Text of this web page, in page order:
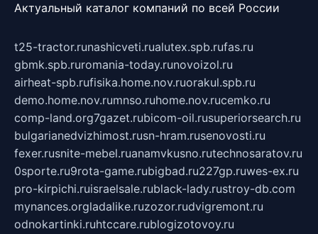
Актуальный каталог компаний по всей России
t25-tractor.runashicveti.rualutex.spb.rufas.ru
gbmk.spb.ruromania-today.runovoizol.ru
airheat-spb.rufisika.home.nov.ruorakul.spb.ru
demo.home.nov.rumnso.ruhome.nov.rucemko.ru
comp-land.org7gazet.rubicom-oil.rusuperiorsearch.ru
bulgarianedvizhimost.rusn-hram.rusenovosti.ru
fexer.rusnite-mebel.ruanamvkusno.rutechnosaratov.ru
0sporte.ru9rota-game.rubigbad.ru227gp.ruwes-ex.ru
pro-kirpichi.ruisraelsale.rublack-lady.rustroy-db.com
mynances.orgladalike.ruzozor.rudvigremont.ru
odnokartinki.ruhtccare.rublogizotovoy.ru